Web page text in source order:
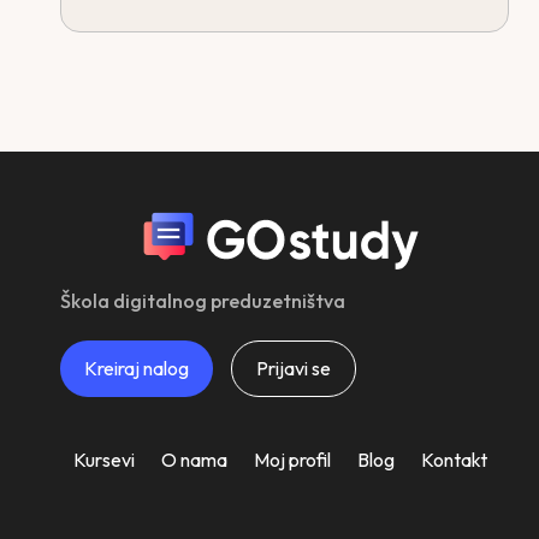
Škola digitalnog preduzetništva
Kreiraj nalog Prijavi se
Kursevi O nama Moj profil Blog Kontakt